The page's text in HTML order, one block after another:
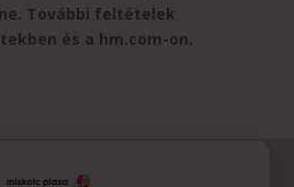
További feltételek
és a hm.com-on.